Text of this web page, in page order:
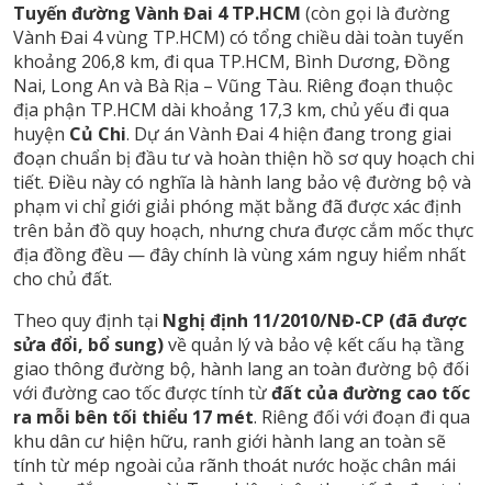
Tuyến đường Vành Đai 4 TP.HCM (còn gọi là đường
Vành Đai 4 vùng TP.HCM) có tổng chiều dài toàn tuyến
khoảng 206,8 km, đi qua TP.HCM, Bình Dương, Đồng
Nai, Long An và Bà Rịa – Vũng Tàu. Riêng đoạn thuộc
địa phận TP.HCM dài khoảng 17,3 km, chủ yếu đi qua
huyện Củ Chi. Dự án Vành Đai 4 hiện đang trong giai
đoạn chuẩn bị đầu tư và hoàn thiện hồ sơ quy hoạch chi
tiết. Điều này có nghĩa là hành lang bảo vệ đường bộ và
phạm vi chỉ giới giải phóng mặt bằng đã được xác định
trên bản đồ quy hoạch, nhưng chưa được cắm mốc thực
địa đồng đều — đây chính là vùng xám nguy hiểm nhất
cho chủ đất.
Theo quy định tại Nghị định 11/2010/NĐ-CP (đã được
sửa đổi, bổ sung)về quản lý và bảo vệ kết cấu hạ tầng
giao thông đường bộ, hành lang an toàn đường bộ đối
với đường cao tốc được tính từđất của đường cao tốc
ra mỗi bên tối thiểu 17 mét. Riêng đối với đoạn đi qua
khu dân cư hiện hữu, ranh giới hành lang an toàn sẽ
tính từ mép ngoài của rãnh thoát nước hoặc chân mái